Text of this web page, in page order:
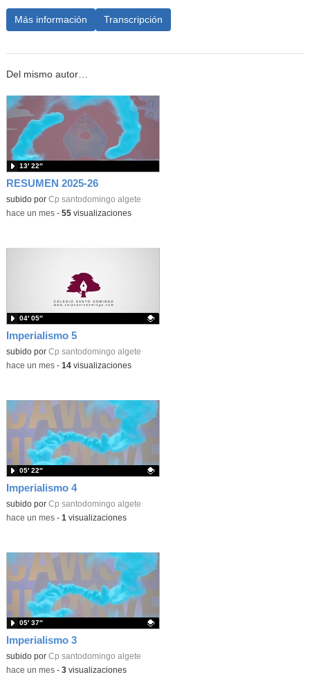
Más información Transcripción
Del mismo autor…
RESUMEN 2025-26
subido por Cp santodomingo algete
13′ 22″
-hace un mes- 55visualizaciones
Imperialismo 5
Contenido educativo.
subido por Cp santodomingo algete
04′ 05″
-hace un mes- 14visualizaciones
Imperialismo 4
Contenido educativo.
subido por Cp santodomingo algete
05′ 22″
-hace un mes- 1 visualizaciones
Imperialismo 3
Contenido educativo.
subido por Cp santodomingo algete
05′ 37″
-hace un mes- 3visualizaciones